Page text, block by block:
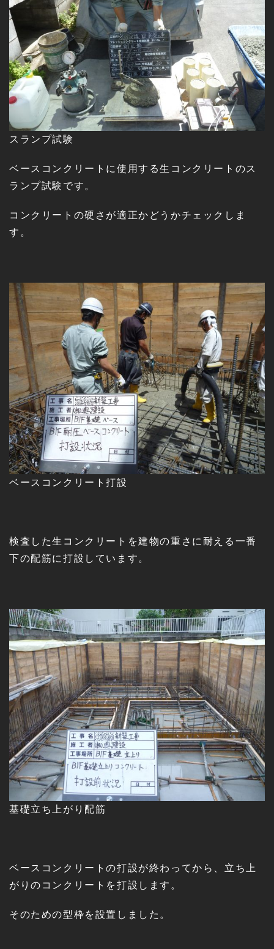
スランプ試験
ベースコンクリートに使用する生コンクリートのス
ランプ試験です。
コンクリートの硬さが適正かどうかチェックしま
す。
ベースコンクリート打設
検査した生コンクリートを建物の重さに耐える一番
下の配筋に打設しています。
基礎立ち上がり配筋
ベースコンクリートの打設が終わってから、立ち上
がりのコンクリートを打設します。
そのための型枠を設置しました。